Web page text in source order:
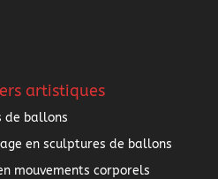
artistiques
de ballons
en sculptures de ballons
mouvements corporels